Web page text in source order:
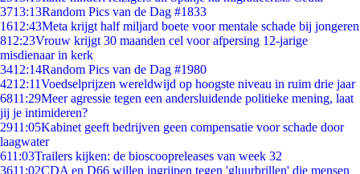
3713:13Random Pics van de Dag #1833
1612:43Meta krijgt half miljard boete voor mentale schade bij jongeren
812:23Vrouw krijgt 30 maanden cel voor afpersing 12-jarige
misdienaar in kerk
3412:14Random Pics van de Dag #1980
4212:11Voedselprijzen wereldwijd op hoogste niveau in ruim drie jaar
6811:29Meer agressie tegen een andersluidende politieke mening, laat
jij je intimideren?
2911:05Kabinet geeft bedrijven geen compensatie voor schade door
laagwater
611:03Trailers kijken: de bioscoopreleases van week 32
3611:02CDA en D66 willen ingrijpen tegen 'gluurbrillen' die mensen